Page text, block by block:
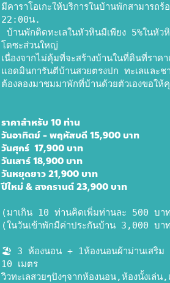
มีคาราโอเกะให้บริการในบ้านพักสามารถ
22:00น.
โดซะส่วนใหญ่
เนื่องจากไม่คุ้มที่จะสร้างบ้านในที่ดินที่รา
แอดมินการันตีบ้านสวยตรงปก ทะเลและ
ต้องลองมาชมมาพักที่บ้านด้วยตัวเองขอใ
ราคาสำหรับ 10 ท่าน
วันอาทิตย์ - พฤหัสบดี 15,900 บาท
วันศุกร์  17,900 บาท
วันเสาร์ 18,900 บาท
วันหยุดยาว 21,900 บาท
ปีใหม่ & สงกรานต์ 23,900 บาท
(มาเกิน 10 ท่านคิดเพิ่มท่านละ 500 บ
(ในวันเข้าพักมีค่าประกันบ้าน 3,000 บา
🏖 3 ห้องนอน + 1ห้องนอนผ้าม่านเสริม
10 เมตร
วิวทะเลสวยๆปังๆจากห้องนอน,ห้องนั้งเล่น,